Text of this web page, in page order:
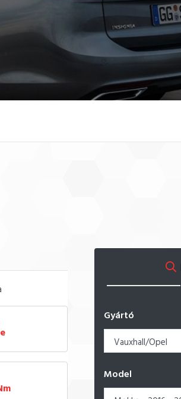
Gyártó
Model